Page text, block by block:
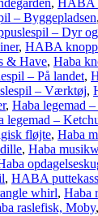
, HABA
– Byggepladsen,
– Dyr
, HABA
& Have, Haba
– På landet,
– Værktøj,
, Haba legemad –
legemad –
fløjte, Haba
, Haba
, HABA
whirl, Haba
raslefisk, Moby,